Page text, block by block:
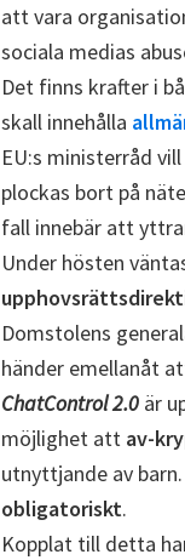
att vara
sociala medias
Det finns krafter i
skall innehålla
EU:s ministerråd
plockas bort på
fall innebär att
Under hösten
Domstolens
händer emellanåt
ChatControl 2.0 är
möjlighet att av-
utnyttjande av
obligatoriskt.
Kopplat till detta